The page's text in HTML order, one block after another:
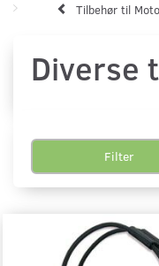
Tilbehør til
Diverse
Filter